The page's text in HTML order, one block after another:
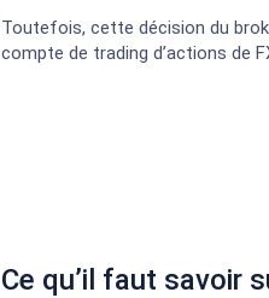
Toutefois, cette décision du
compte de trading d’actions de
Ce qu’il faut savoir